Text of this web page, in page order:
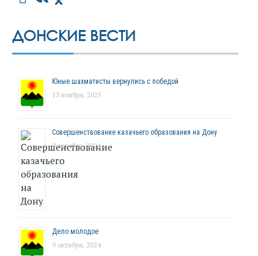
ДОНСКИЕ ВЕСТИ
Юные шахматисты вернулись с победой
13 ноября, 2025
Совершенствование казачьего образования на Дону
9 октября, 2024
Дело молодое
9 октября, 2024